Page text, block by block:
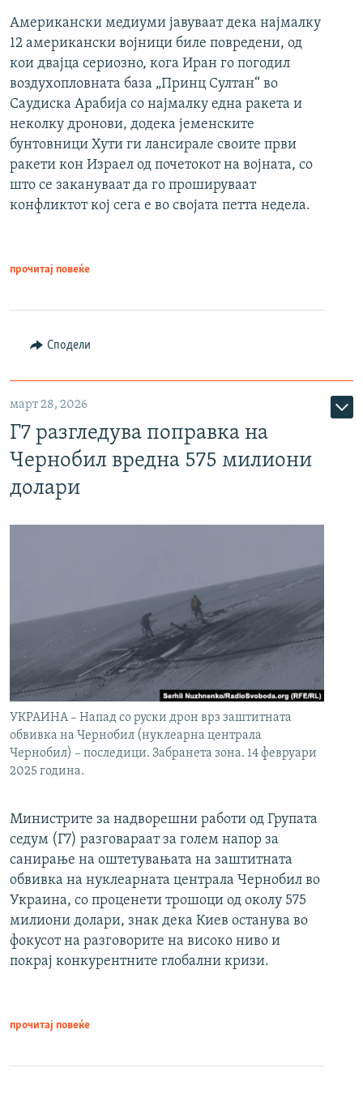
Американски медиуми јавуваат дека најмалку
12 американски војници биле повредени, од
кои двајца сериозно, кога Иран го погодил
воздухопловната база „Принц Султан“ во
Саудиска Арабија со најмалку една ракета и
неколку дронови, додека јеменските
бунтовници Хути ги лансирале своите први
ракети кон Израел од почетокот на војната, со
што се закануваат да го прошируваат
конфликтот кој сега е во својата петта недела.
прочитај повеќе
Сподели
март 28, 2026
Г7 разгледува поправка на
Чернобил вредна 575 милиони
долари
УКРАИНА – Напад со руски дрон врз заштитната
обвивка на Чернобил (нуклеарна централа
Чернобил) – последици. Забранета зона. 14 февруари
2025 година.
Министрите за надворешни работи од Групата
седум (Г7) разговараат за голем напор за
санирање на оштетувањата на заштитната
обвивка на нуклеарната централа Чернобил во
Украина, со проценети трошоци од околу 575
милиони долари, знак дека Киев останува во
фокусот на разговорите на високо ниво и
покрај конкурентните глобални кризи.
прочитај повеќе